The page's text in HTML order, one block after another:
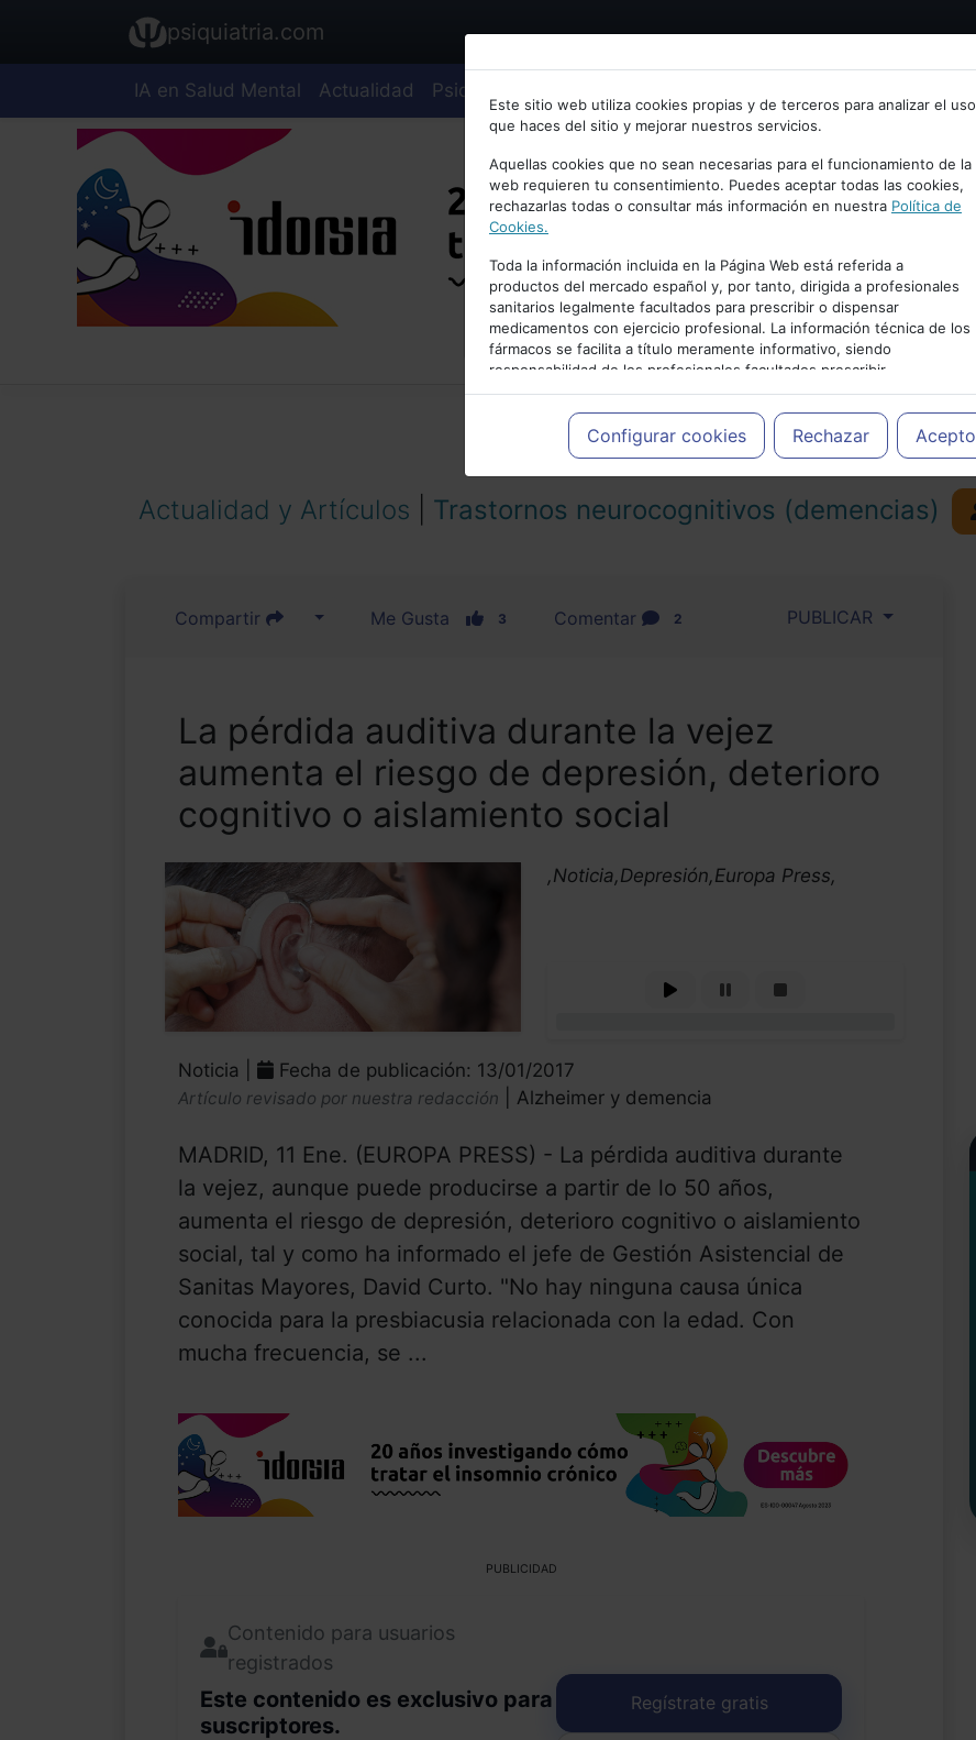
Bienvenid@ a psiquiatria.com
Escribe tu Email
Accede o regístrate con tu email.
Cancelar
psiquiatria.com
IA en Salud Mental Actualidad Psiquiatría
Este sitio web utiliza cookies propias y de terceros para analizar el uso
que haces del sitio y mejorar nuestros servicios.
Aquellas cookies que no sean necesarias para el funcionamiento de la
web requieren tu consentimiento. Puedes aceptar todas las cookies,
rechazarlas todas o consultar más información en nuestra Política de
Cookies.
Toda la información incluida en la Página Web está referida a
productos del mercado español y, por tanto, dirigida a profesionales
sanitarios legalmente facultados para prescribir o dispensar
medicamentos con ejercicio profesional. La información técnica de los
fármacos se facilita a título meramente informativo, siendo
responsabilidad de los profesionales facultados prescribir
medicamentos y decidir, en cada caso concreto, el tratamiento más
adecuado a las necesidades del paciente.
Configurar cookies Rechazar Acepto
PUBLICIDAD
Actualidad y Artículos Trastornos neurocognitivos (demencias)
Compartir Me Gusta 3 Comentar 2 PUBLICAR
La pérdida auditiva durante la vejez
aumenta el riesgo de depresión, deterioro
cognitivo o aislamiento social
,Noticia,Depresión,Europa Press,
Noticia | Fecha de publicación: 13/01/2017
Artículo revisado por nuestra redacción | Alzheimer y demencia
MADRID, 11 Ene. (EUROPA PRESS) - La pérdida auditiva durante
la vejez, aunque puede producirse a partir de lo 50 años,
aumenta el riesgo de depresión, deterioro cognitivo o aislamiento
social, tal y como ha informado el jefe de Gestión Asistencial de
Sanitas Mayores, David Curto. "No hay ninguna causa única
conocida para la presbiacusia relacionada con la edad. Con
mucha frecuencia, se ...
PUBLICIDAD
Contenido para usuarios
registrados
Este contenido es exclusivo para
suscriptores.
Regístrate gratis